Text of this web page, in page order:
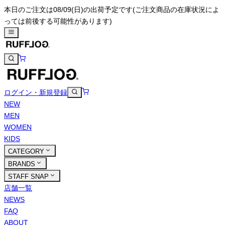
本日のご注文は08/09(日)の出荷予定です(ご注文商品の在庫状況によ
っては前後する可能性があります)
ログイン・新規登録
NEW
MEN
WOMEN
KIDS
CATEGORY
BRANDS
STAFF SNAP
店舗一覧
NEWS
FAQ
ABOUT